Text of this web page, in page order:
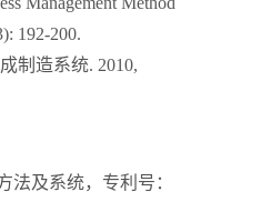
192-200.
制造系统. 2010,
法及系统，专利号：